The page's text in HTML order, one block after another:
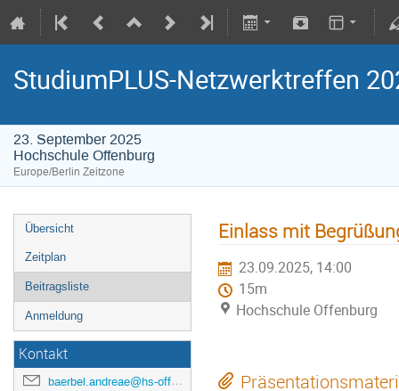
StudiumPLUS-Netzwerktreffen
23. September 2025
Hochschule Offenburg
Europe/Berlin Zeitzone
Übersicht
Zeitplan
Beitragsliste
Anmeldung
Kontakt
baerbel.andreae@hs-offenburg.de
Einlass mit
23.09.2025, 14:00
15m
Hochschule Offenburg